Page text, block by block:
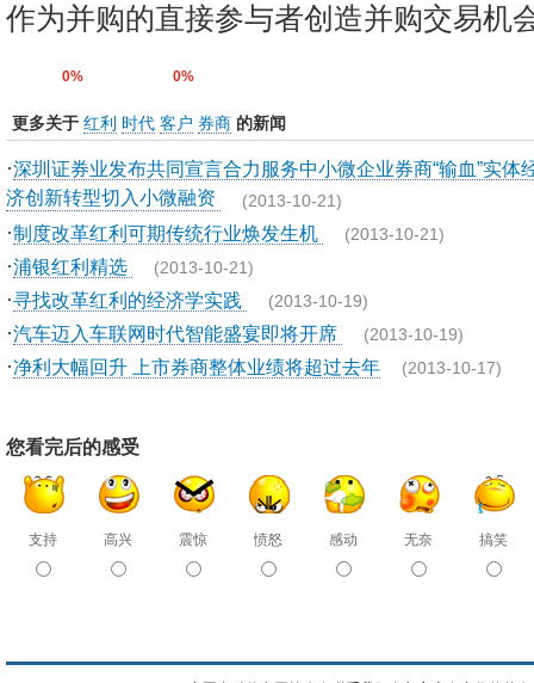
作为并购的直接参与者创造并购交易机
0% 0%
更多关于 红利 时代 客户 券商 的新闻
·深圳证券业发布共同宣言合力服务中小微企业券商“输血”实体
济创新转型切入小微融资 (2013-10-21)
·制度改革红利可期传统行业焕发生机 (2013-10-21)
·浦银红利精选 (2013-10-21)
·寻找改革红利的经济学实践 (2013-10-19)
·汽车迈入车联网时代智能盛宴即将开席 (2013-10-19)
·净利大幅回升 上市券商整体业绩将超过去年 (2013-10-17)
您看完后的感受
支持 高兴 震惊 愤怒 感动 无奈 搞笑